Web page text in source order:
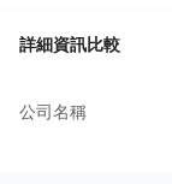
詳細資訊比較
公司名稱